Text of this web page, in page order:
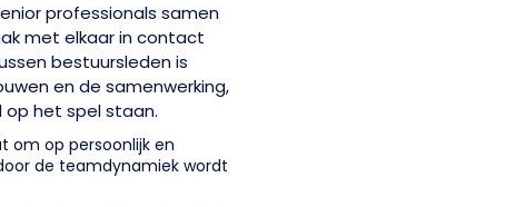
professionals samen
met elkaar in contact
bestuursleden is
en de samenwerking,
op het spel staan.
om op persoonlijk en
de teamdynamiek wordt